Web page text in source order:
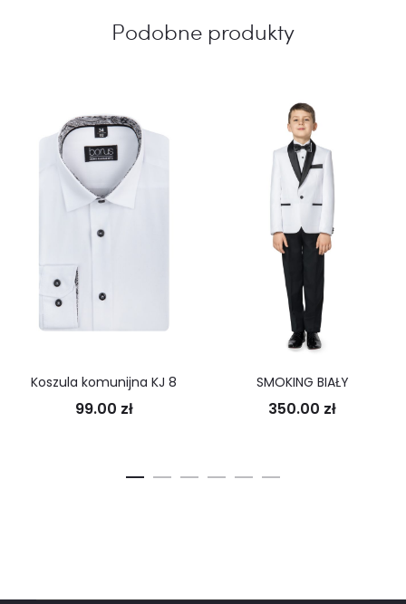
Podobne produkty
Koszula komunijna KJ 8
99.00 zł
SMOKING BIAŁY
350.00 zł